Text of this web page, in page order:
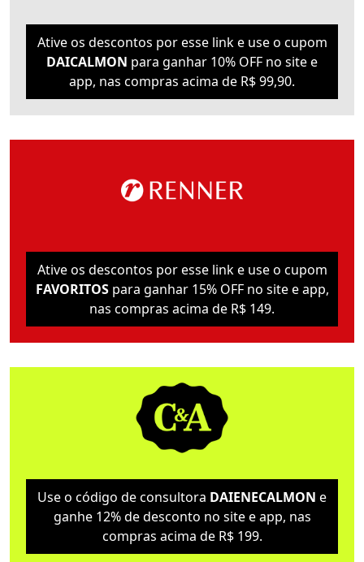
Ative os descontos por esse link e use o cupom
DAICALMON para ganhar 10% OFF no site e
app, nas compras acima de R$ 99,90.
Ative os descontos por esse link e use o cupom
FAVORITOSpara ganhar 15% OFF no site e app,
nas compras acima de R$ 149.
Use o código de consultora DAIENECALMON e
ganhe 12% de desconto no site e app, nas
compras acima de R$ 199.